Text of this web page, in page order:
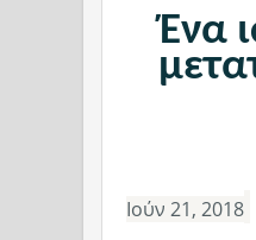
Ένα
Ιούν 21, 2018